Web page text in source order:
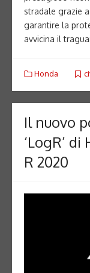
stradale grazie
garantire la
avvicina il
Honda
Il nuovo
‘LogR’
R 2020